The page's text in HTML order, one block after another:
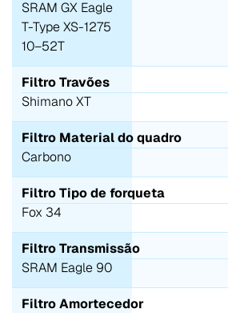
SRAM GX Eagle
T-Type XS-1275
10–52T
Filtro Travões
Shimano XT
Filtro Material do quadro
Carbono
Filtro Tipo de forqueta
Fox 34
Filtro Transmissão
SRAM Eagle 90
Filtro Amortecedor